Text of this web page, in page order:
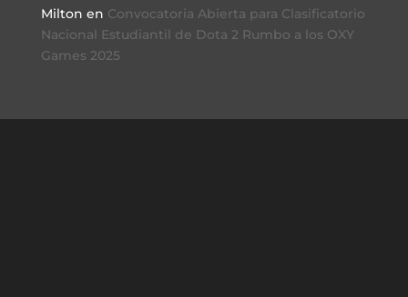
Milton en Convocatoria Abierta para Clasificatorio
Nacional Estudiantil de Dota 2 Rumbo a los OXY
Games 2025